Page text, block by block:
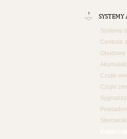
Systemy
Centrale
Obudowy
Czujki
Czujki